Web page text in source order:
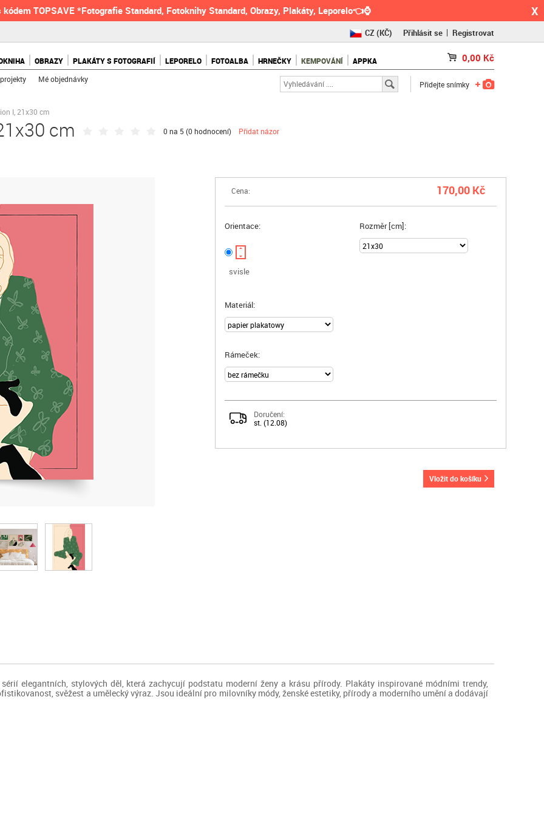
kódem TOPSAVE *Fotografie Standard, Fotoknihy Standard, Obrazy, Plakáty, Leporelo👈⌚ X
CZ(KČ)
RO(RON)
Přihlásit se Registrovat
OBRAZY PLAKÁTY S FOTOGRAFIÍ LEPORELO FOTOALBA HRNEČKY KEMPOVÁNÍ APPKA 0,00 Kč
Mé objednávky
Přidejte snímky
I, 21x30 cm
cm 0 na 5 (0 hodnocení) Přidat názor
Cena: 170,00 Kč
Orientace:
svisle
Rozměr [cm]:
Materiál:
Rámeček:
Doručení:
st. (12.08)
vložit do košíku
elegantních, stylových děl, která zachycují podstatu moderní ženy a krásu přírody. Plakáty inspirované módními trendy,
svěžest a umělecký výraz. Jsou ideální pro milovníky módy, ženské estetiky, přírody a moderního umění a dodávají